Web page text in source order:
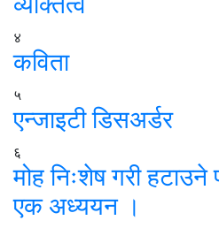
४
कविता
५
एन्जाइटी डिसअर्डर
६
मोह निःशेष गरी हटाउने
एक अध्ययन ।